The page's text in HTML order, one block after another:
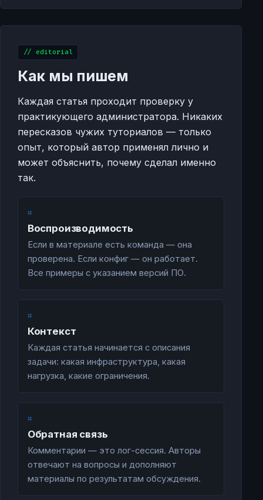
// editorial
Как мы пишем
Каждая статья проходит проверку у
практикующего администратора. Никаких
пересказов чужих туториалов — только
опыт, который автор применял лично и
может объяснить, почему сделал именно
так.
⌗
Воспроизводимость
Если в материале есть команда — она
проверена. Если конфиг — он работает.
Все примеры с указанием версий ПО.
⌗
Контекст
Каждая статья начинается с описания
задачи: какая инфраструктура, какая
нагрузка, какие ограничения.
⌗
Обратная связь
Комментарии — это лог-сессия. Авторы
отвечают на вопросы и дополняют
материалы по результатам обсуждения.